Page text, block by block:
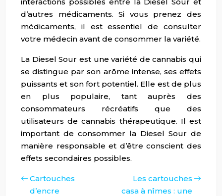
d’autres médicaments. Si vous prenez des
médicaments, il est essentiel de consulter
votre médecin avant de consommer la variété.
La Diesel Sour est une variété de cannabis qui
se distingue par son arôme intense, ses effets
puissants et son fort potentiel. Elle est de plus
en plus populaire, tant auprès des
consommateurs récréatifs que des
utilisateurs de cannabis thérapeutique. Il est
important de consommer la Diesel Sour de
manière responsable et d’être conscient des
effets secondaires possibles.
Cartouches
d’encre
Les cartouches
casa à nîmes : une